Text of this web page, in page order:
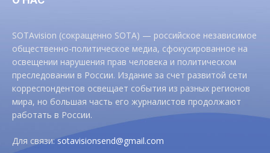
SOTAvision (сокращенно SOTA) — российское независимое
общественно-политическое медиа, сфокусированное на
освещении нарушения прав человека и политическом
преследовании в России. Издание за счет развитой сети
корреспондентов освещает события из разных регионов
мира, но большая часть его журналистов продолжают
работать в России.
Для связи:sotavisionsend@gmail.com